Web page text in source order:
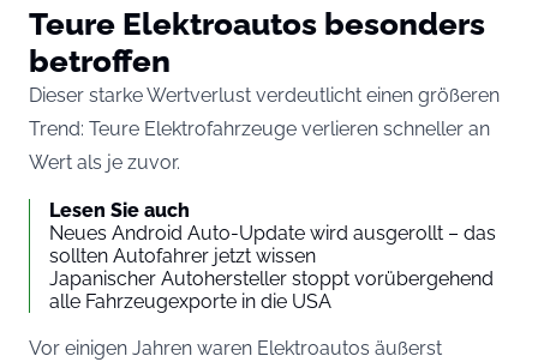
Teure Elektroautos besonders
betroffen
Dieser starke Wertverlust verdeutlicht einen größeren
Trend: Teure Elektrofahrzeuge verlieren schneller an
Wert als je zuvor.
Lesen Sie auch
Neues Android Auto-Update wird ausgerollt – das
sollten Autofahrer jetzt wissen
Japanischer Autohersteller stoppt vorübergehend
alle Fahrzeugexporte in die USA
Vor einigen Jahren waren Elektroautos äußerst